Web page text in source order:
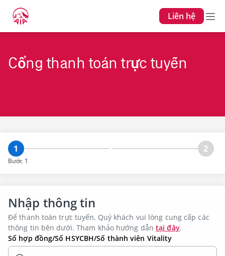
Liên hệ
Cổng thanh toán trực tuyến
1 2
Bước 1
Nhập thông tin
Để thanh toán trực tuyến, Quý khách vui lòng cung cấp các
thông tin bên dưới. Tham khảo hướng dẫntại đây.
Số hợp đồng/Số HSYCBH/Số thành viên Vitality